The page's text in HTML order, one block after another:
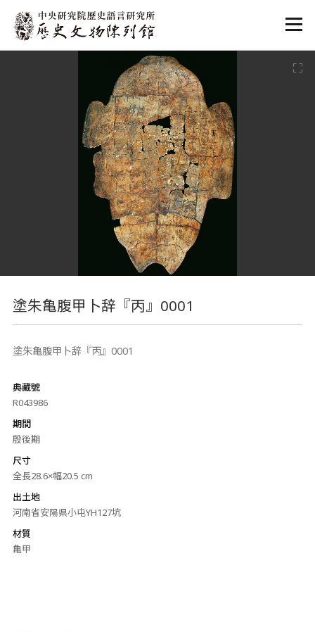
:::
塗朱亀腹甲卜辞『丙』0001
塗朱亀腹甲卜辞『丙』0001
典藏號
R043986
期間
殷後期
尺寸
全長28.6×幅20.5 cm
出土地
河南省安陽県小屯YH127坑
材質
亀甲